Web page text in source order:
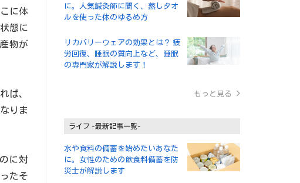
に体
態に
物が
ば、
りま
に対
たそ
に。人気鍼灸師に聞く、蒸しタオ
ルを使った体のゆるめ方
リカバリーウェアの効果とは？ 疲
労回復、睡眠の質向上など、睡眠
の専門家が解説します！
もっと見る
ライフ -最新記事一覧-
水や食料の備蓄を始めたいあなた
に。女性のための飲食料備蓄を防
災士が解説します